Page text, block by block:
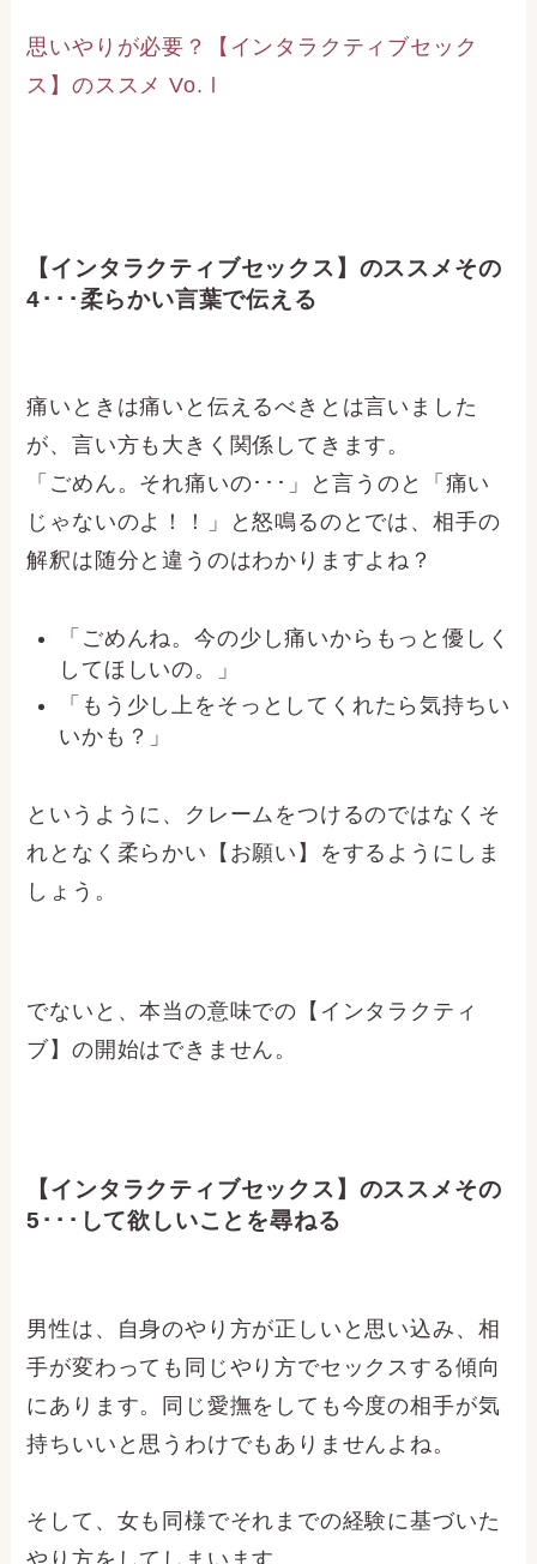
思いやりが必要？【インタラクティブセック
ス】のススメ Vo.Ⅰ
【インタラクティブセックス】のススメその
4･･･柔らかい言葉で伝える
痛いときは痛いと伝えるべきとは言いました
が、言い方も大きく関係してきます。
「ごめん。それ痛いの･･･」と言うのと「痛い
じゃないのよ！！」と怒鳴るのとでは、相手の
解釈は随分と違うのはわかりますよね？
「ごめんね。今の少し痛いからもっと優しく
してほしいの。」
「もう少し上をそっとしてくれたら気持ちい
いかも？」
というように、クレームをつけるのではなくそ
れとなく柔らかい【お願い】をするようにしま
しょう。
でないと、本当の意味での【インタラクティ
ブ】の開始はできません。
【インタラクティブセックス】のススメその
5･･･して欲しいことを尋ねる
男性は、自身のやり方が正しいと思い込み、相
手が変わっても同じやり方でセックスする傾向
にあります。同じ愛撫をしても今度の相手が気
持ちいいと思うわけでもありませんよね。
そして、女も同様でそれまでの経験に基づいた
やり方をしてしまいます。